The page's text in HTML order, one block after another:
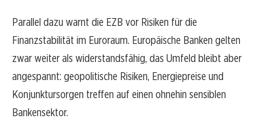
Parallel dazu warnt die EZB vor Risiken für die
Finanzstabilität im Euroraum. Europäische Banken gelten
zwar weiter als widerstandsfähig, das Umfeld bleibt aber
angespannt: geopolitische Risiken, Energiepreise und
Konjunktursorgen treffen auf einen ohnehin sensiblen
Bankensektor.